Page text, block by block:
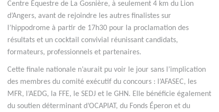
Centre Équestre de La Gosnière, à seulement 4 km du Lion
d’Angers, avant de rejoindre les autres finalistes sur
l’hippodrome à partir de 17h30 pour la proclamation des
résultats et un cocktail convivial réunissant candidats,
formateurs, professionnels et partenaires.
Cette finale nationale n’aurait pu voir le jour sans l’implication
des membres du comité exécutif du concours : l’AFASEC, les
MFR, l’AEDG, la FFE, le SEDJ et le GHN. Elle bénéficie également
du soutien déterminant d’OCAPIAT, du Fonds Éperon et du